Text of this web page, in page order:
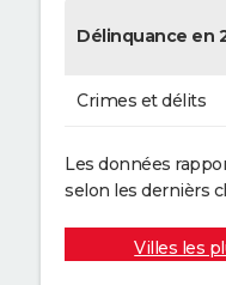
Délinquance en
Crimes et délits
Les données
selon les dernièrs
Villes les